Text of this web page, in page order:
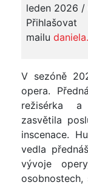
leden 2026 /
mailu
V sezóně
opera.
režisérka a
zasvětila
inscenace.
vedla
vývoje
osobnostech,